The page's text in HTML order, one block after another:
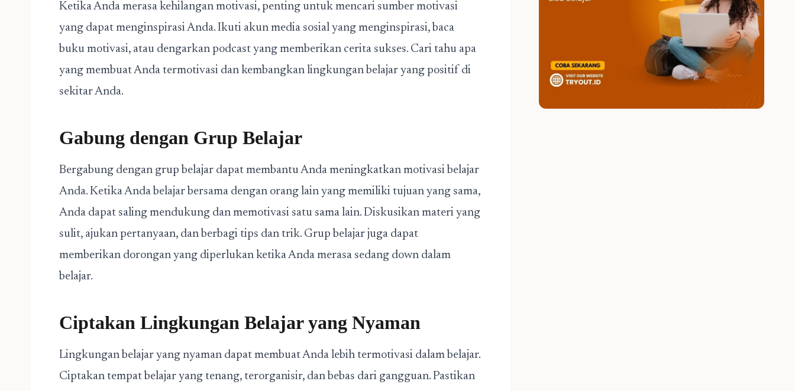
Ketika Anda merasa kehilangan motivasi, penting untuk mencari sumber motivasi
yang dapat menginspirasi Anda. Ikuti akun media sosial yang menginspirasi, baca
buku motivasi, atau dengarkan podcast yang memberikan cerita sukses. Cari tahu apa
yang membuat Anda termotivasi dan kembangkan lingkungan belajar yang positif di
sekitar Anda.
Gabung dengan Grup Belajar
Bergabung dengan grup belajar dapat membantu Anda meningkatkan motivasi belajar
Anda. Ketika Anda belajar bersama dengan orang lain yang memiliki tujuan yang sama,
Anda dapat saling mendukung dan memotivasi satu sama lain. Diskusikan materi yang
sulit, ajukan pertanyaan, dan berbagi tips dan trik. Grup belajar juga dapat
memberikan dorongan yang diperlukan ketika Anda merasa sedang down dalam
belajar.
Ciptakan Lingkungan Belajar yang Nyaman
Lingkungan belajar yang nyaman dapat membuat Anda lebih termotivasi dalam belajar.
Ciptakan tempat belajar yang tenang, terorganisir, dan bebas dari gangguan. Pastikan